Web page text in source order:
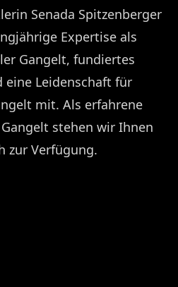
Senada Spitzenberger
Expertise als
Gangelt, fundiertes
eine Leidenschaft für
mit. Als erfahrene
stehen wir Ihnen
zur Verfügung.